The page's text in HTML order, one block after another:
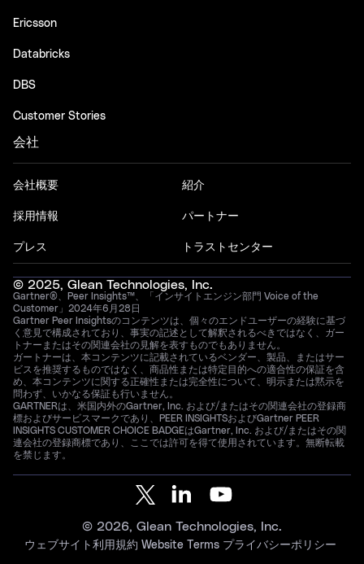
Ericsson
Databricks
DBS
Customer Stories
会社
会社概要
採用情報
プレス
紹介
パートナー
トラストセンター
© 2025, Glean Technologies, Inc.
Gartner®、Peer Insights™、「インサイトエンジン部門 Voice of the
Customer」2024年6月28日
Gartner Peer Insightsのコンテンツは、個々のエンドユーザーの経験に基づ
く意見で構成されており、事実の記述として解釈されるべきではなく、ガー
トナーまたはその関連会社の見解を表すものでもありません。
ガートナーは、本コンテンツに記載されているベンダー、製品、またはサー
ビスを推奨するものではなく、商品性または特定目的への適合性の保証を含
め、本コンテンツに関する正確性または完全性について、明示または黙示を
問わず、いかなる保証も行いません。
GARTNERは、米国内外のGartner, Inc. および/またはその関連会社の登録商
標およびサービスマークであり、PEER INSIGHTSおよびGartner PEER
INSIGHTS CUSTOMER CHOICE BADGEはGartner, Inc. および/またはその関
連会社の登録商標であり、ここでは許可を得て使用されています。無断転載
を禁じます。
© 2026, Glean Technologies, Inc.
ウェブサイト利用規約 Website Terms プライバシーポリシー